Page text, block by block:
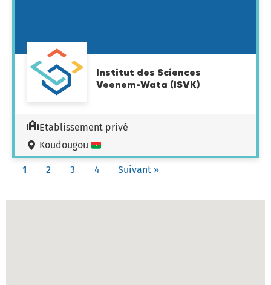
Institut des Sciences
Veenem-Wata (ISVK)
Etablissement privé
Koudougou
1 2 3 4 Suivant »